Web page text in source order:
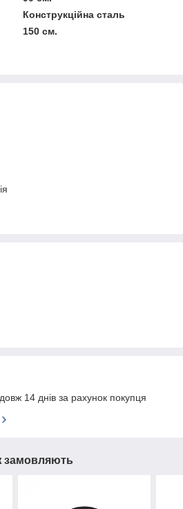
Конструкційна сталь
150 см.
14 днів за рахунок покупця
замовляють